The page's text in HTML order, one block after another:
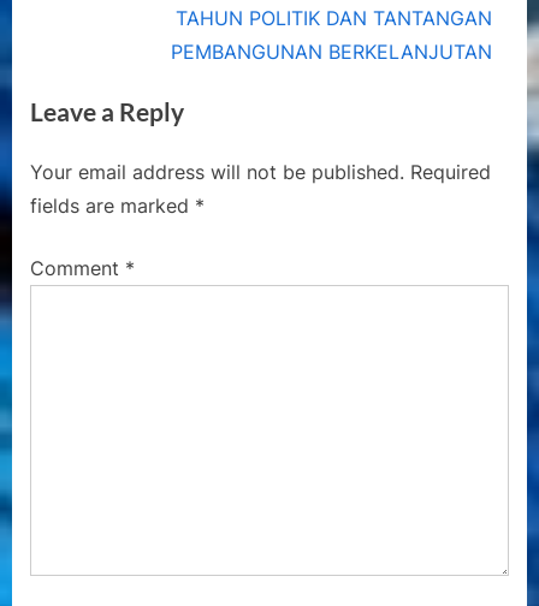
s
:
s
:
TAHUN POLITIK DAN TANTANGAN
PEMBANGUNAN BERKELANJUTAN
Leave a Reply
Your email address will not be published. Required
fields are marked *
Comment *